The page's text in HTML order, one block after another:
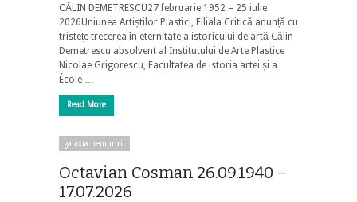
CĂLIN DEMETRESCU27 februarie 1952 – 25 iulie
2026Uniunea Artiștilor Plastici, Filiala Critică anunță cu
tristețe trecerea în eternitate a istoricului de artă Călin
Demetrescu absolvent al Institutului de Arte Plastice
Nicolae Grigorescu, Facultatea de istoria artei și a
École …
Read More
galaxia nemuririi
Octavian Cosman 26.09.1940 –
17.07.2026